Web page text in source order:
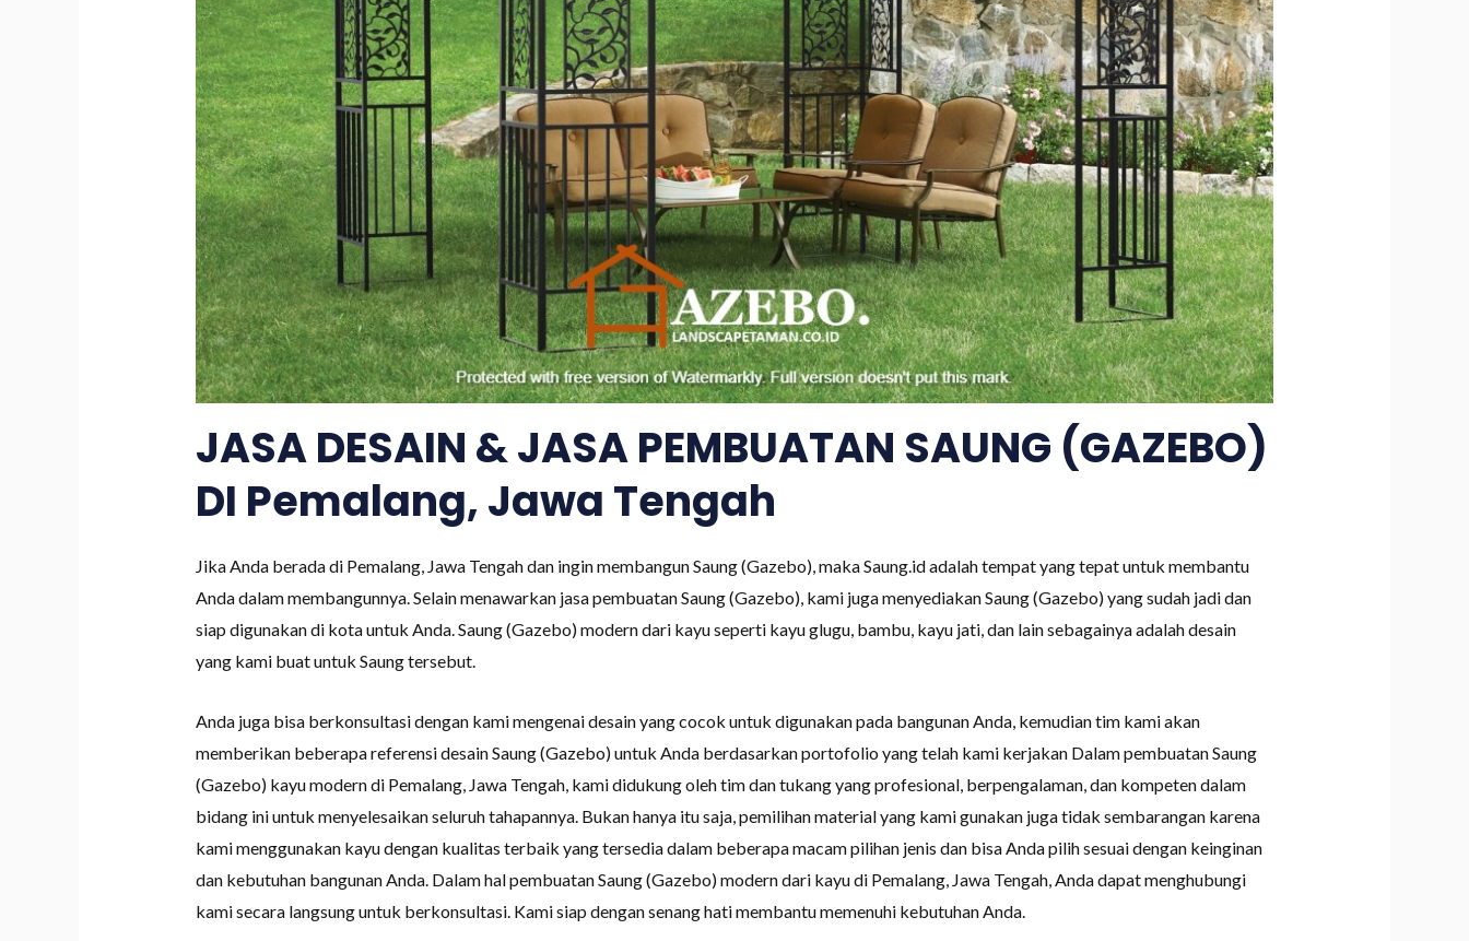
JASA DESAIN & JASA PEMBUATAN SAUNG (GAZEBO)
DI Pemalang, Jawa Tengah
Jika Anda berada di Pemalang, Jawa Tengah dan ingin membangun Saung (Gazebo), maka Saung.id adalah tempat yang tepat untuk membantu
Anda dalam membangunnya. Selain menawarkan jasa pembuatan Saung (Gazebo), kami juga menyediakan Saung (Gazebo) yang sudah jadi dan
siap digunakan di kota untuk Anda. Saung (Gazebo) modern dari kayu seperti kayu glugu, bambu, kayu jati, dan lain sebagainya adalah desain
yang kami buat untuk Saung tersebut.
Anda juga bisa berkonsultasi dengan kami mengenai desain yang cocok untuk digunakan pada bangunan Anda, kemudian tim kami akan
memberikan beberapa referensi desain Saung (Gazebo) untuk Anda berdasarkan portofolio yang telah kami kerjakan Dalam pembuatan Saung
(Gazebo) kayu modern di Pemalang, Jawa Tengah, kami didukung oleh tim dan tukang yang profesional, berpengalaman, dan kompeten dalam
bidang ini untuk menyelesaikan seluruh tahapannya. Bukan hanya itu saja, pemilihan material yang kami gunakan juga tidak sembarangan karena
kami menggunakan kayu dengan kualitas terbaik yang tersedia dalam beberapa macam pilihan jenis dan bisa Anda pilih sesuai dengan keinginan
dan kebutuhan bangunan Anda. Dalam hal pembuatan Saung (Gazebo) modern dari kayu di Pemalang, Jawa Tengah, Anda dapat menghubungi
kami secara langsung untuk berkonsultasi. Kami siap dengan senang hati membantu memenuhi kebutuhan Anda.